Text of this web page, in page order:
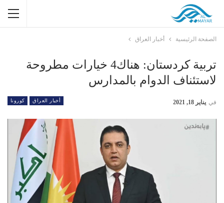
الصفحة الرئيسية أخبار العراق
تربية كردستان: هناك4 خيارات مطروحة
لاستئناف الدوام بالمدارس
أخبار العراق كورونا في يناير 18, 2021